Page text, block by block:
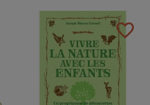
favorite_border